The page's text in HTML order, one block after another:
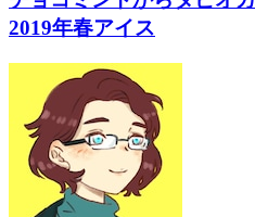
2019年春アイス